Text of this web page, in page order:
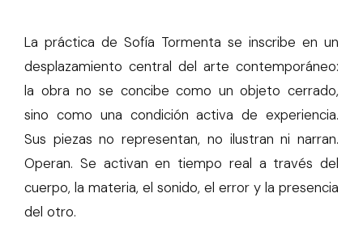
La práctica de Sofía Tormenta se inscribe en un
desplazamiento central del arte contemporáneo:
la obra no se concibe como un objeto cerrado,
sino como una condición activa de experiencia.
Sus piezas no representan, no ilustran ni narran.
Operan. Se activan en tiempo real a través del
cuerpo, la materia, el sonido, el error y la presencia
del otro.